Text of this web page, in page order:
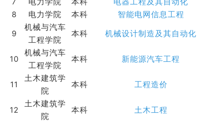
8
电力学院 本科 智能电网信息工程
9
机械与汽车
工程学院
本科 机械设计制造及其自动化
10
机械与汽车
工程学院
本科 新能源汽车工程
11
土木建筑学
院
本科 工程造价
12
土木建筑学
院
本科 土木工程